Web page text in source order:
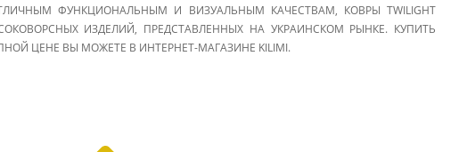
ФУНКЦИОНАЛЬНЫМ И ВИЗУАЛЬНЫМ КАЧЕСТВАМ, КОВРЫ TWILIGHT
ИЗДЕЛИЙ, ПРЕДСТАВЛЕННЫХ НА УКРАИНСКОМ РЫНКЕ. КУПИТЬ
ЦЕНЕ ВЫ МОЖЕТЕ В ИНТЕРНЕТ-МАГАЗИНЕ KILIMI.